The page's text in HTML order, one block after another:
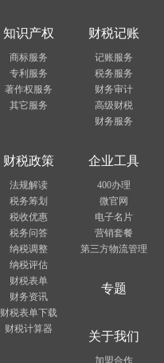
知识产权
商标服务
专利服务
著作权服务
其它服务
财税记账
记账服务
税务服务
财务审计
高级财税
财务服务
财税政策
法规解读
税务筹划
税收优惠
税务问答
纳税调整
纳税评估
财税表单
财务资讯
财税表单下载
财税计算器
企业工具
400办理
微官网
电子名片
营销套餐
第三方物流管理
专题
关于我们
加盟合作